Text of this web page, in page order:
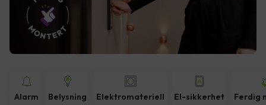
Alarm Belysning Elektromateriell El-sikkerhet Ferdig